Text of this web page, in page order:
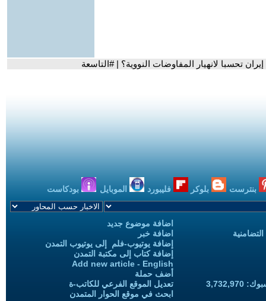
تحسبا لانهيار المفاوضات النووية؟ | #التاسعة
بنترست بلوكر فليبورد الموبايل بودكاست
اضافة موضوع جديد
اضافة خبر
إضافة يوتيوب-فلم إلى يوتيوب التمدن
إضافة كتاب إلى مكتبة التمدن
Add new article - English
أضف حملة
تعديل الموقع الفرعي للكاتب-ة
ابحث في موقع الحوار المتمدن